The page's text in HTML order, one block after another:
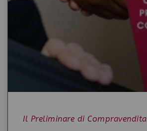
Il Preliminare di Compravendita